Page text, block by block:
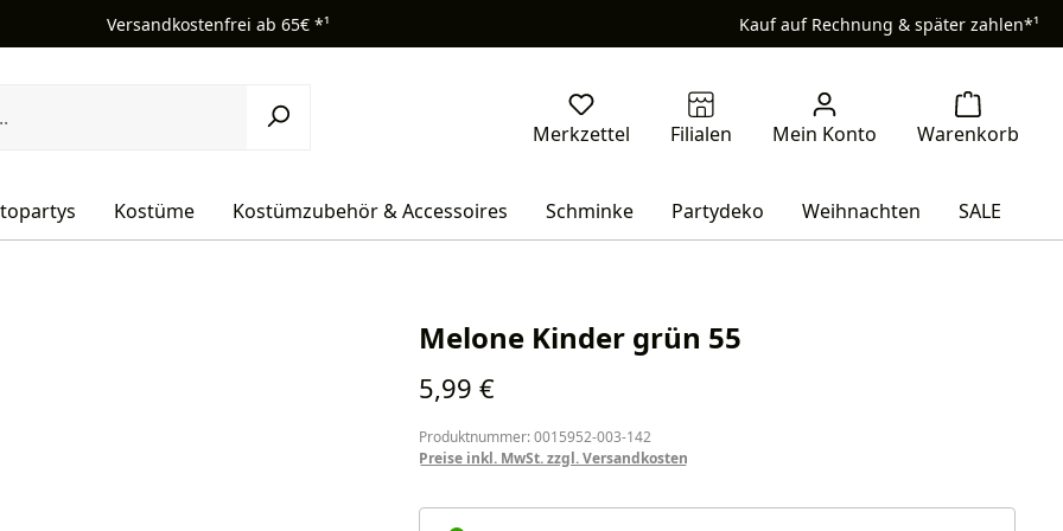
Versandkostenfrei ab 65€ *¹ Kauf auf Rechnung & später zahlen*¹
Kostüme Kostümzubehör & Accessoires Schminke Partydeko Weihnachten SALE
Melone Kinder grün 55
Regulärer Preis:
5,99 €
Produktnummer: 0015952-003-142
Preise inkl. MwSt. zzgl. Versandkosten